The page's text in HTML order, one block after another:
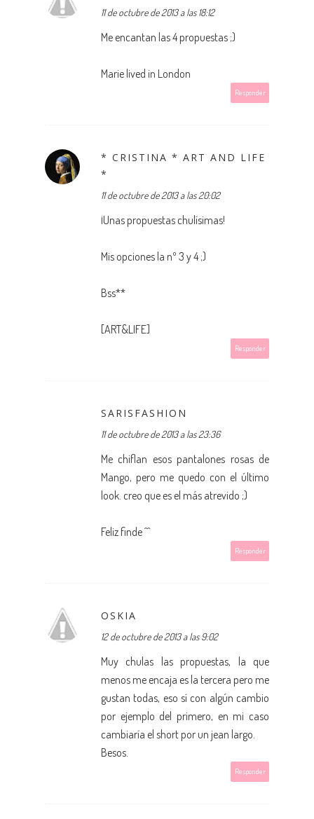
11 de octubre de 2013 a las 18:12
Me encantan las 4 propuestas ;)
Marie lived in London
Responder
* CRISTINA * ART AND LIFE
*
11 de octubre de 2013 a las 20:02
¡Unas propuestas chulísimas!
Mis opciones la nº 3 y 4 ;)
Bss**
[ART&LIFE]
Responder
SARISFASHION
11 de octubre de 2013 a las 23:36
Me chiflan esos pantalones rosas de
Mango, pero me quedo con el último
look. creo que es el más atrevido ;)
Feliz finde ^^
Responder
OSKIA
12 de octubre de 2013 a las 9:02
Muy chulas las propuestas, la que
menos me encaja es la tercera pero me
gustan todas, eso sí con algún cambio
por ejemplo del primero, en mi caso
cambiaría el short por un jean largo.
Besos.
Responder